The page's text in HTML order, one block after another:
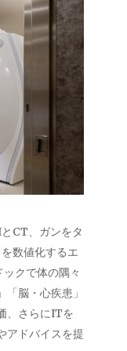
CT、ガンをタ
数値化するエ
クで体の隅々
脳・心疾患」
、さらにITを
アドバイスを提